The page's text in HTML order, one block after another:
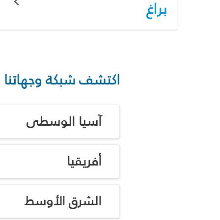
براغ
اكتشف شبكة وجهاتنا
آسيا الوسطى
أفريقيا
الشرق الأوسط